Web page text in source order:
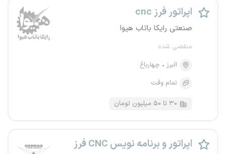
اپراتور فرز cnc
صنعتی رایکا باتاب هیوا
منقضی شده
البرز
چهارباغ
تمام وقت
۳۰ تا ۵۰ میلیون تومان
اپراتور و برنامه نویس CNC فرز